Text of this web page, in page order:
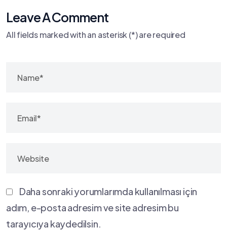
Leave A Comment
All fields marked with an asterisk (*) are required
Daha sonraki yorumlarımda kullanılması için
adım, e-posta adresim ve site adresim bu
tarayıcıya kaydedilsin.